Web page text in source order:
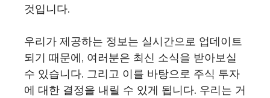
것입니다.
우리가 제공하는 정보는 실시간으로 업데이트
되기 때문에, 여러분은 최신 소식을 받아보실
수 있습니다. 그리고 이를 바탕으로 주식 투자
에 대한 결정을 내릴 수 있게 됩니다. 우리는 거